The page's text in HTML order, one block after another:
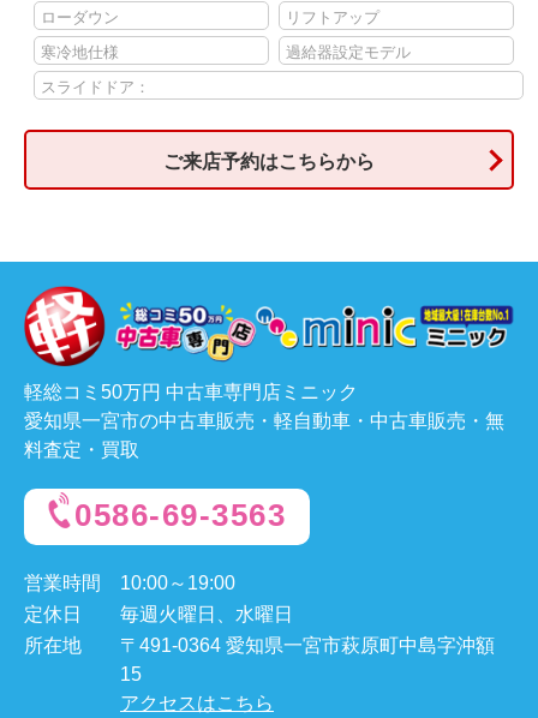
ローダウン
リフトアップ
寒冷地仕様
過給器設定モデル
スライドドア：
ご来店予約はこちらから
軽総コミ50万円 中古車専門店ミニック
愛知県一宮市の中古車販売・軽自動車・中古車販売・無
料査定・買取
0586-69-3563
営業時間
10:00～19:00
定休日
毎週火曜日、水曜日
所在地
〒491-0364 愛知県一宮市萩原町中島字沖額
15
アクセスはこちら